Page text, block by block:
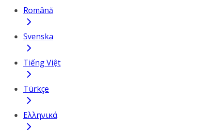
Română
Svenska
Tiếng Việt
Türkçe
Ελληνικά